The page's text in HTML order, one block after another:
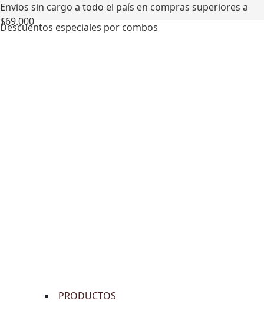
Envios sin cargo a todo el país en compras superiores a
$69.000
Descuentos especiales por combos
PRODUCTOS